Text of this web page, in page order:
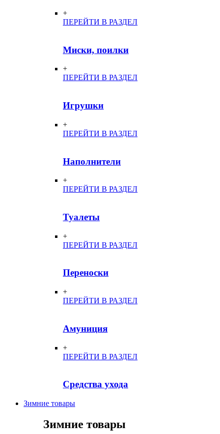
+
ПЕРЕЙТИ В РАЗДЕЛ
Миски, поилки
+
ПЕРЕЙТИ В РАЗДЕЛ
Игрушки
+
ПЕРЕЙТИ В РАЗДЕЛ
Наполнители
+
ПЕРЕЙТИ В РАЗДЕЛ
Туалеты
+
ПЕРЕЙТИ В РАЗДЕЛ
Переноски
+
ПЕРЕЙТИ В РАЗДЕЛ
Амуниция
+
ПЕРЕЙТИ В РАЗДЕЛ
Средства ухода
Зимние товары
Зимние товары